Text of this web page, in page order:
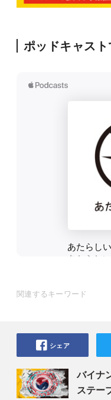
ポッドキャスト
関連するキーワード
バイナ
ステー
シェア